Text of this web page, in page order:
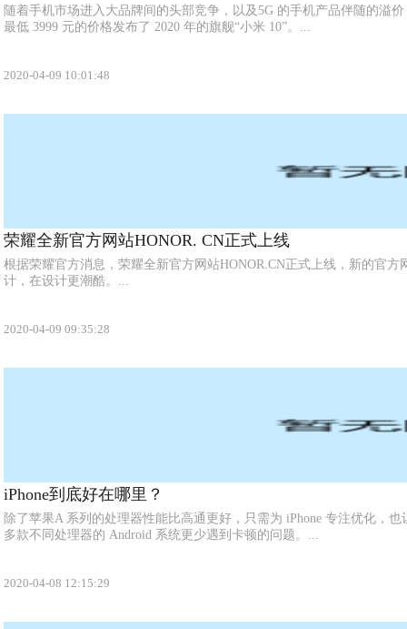
随着手机市场进入大品牌间的头部竞争，以及5G 的手机产品伴随的溢
最低 3999 元的价格发布了 2020 年的旗舰“小米 10”。...
2020-04-09 10:01:48
荣耀全新官方网站HONOR. CN正式上线
根据荣耀官方消息，荣耀全新官方网站HONOR.CN正式上线，新的官方
计，在设计更潮酷。...
2020-04-09 09:35:28
iPhone到底好在哪里？
除了苹果A 系列的处理器性能比高通更好，只需为 iPhone 专注优化，
多款不同处理器的 Android 系统更少遇到卡顿的问题。...
2020-04-08 12:15:29